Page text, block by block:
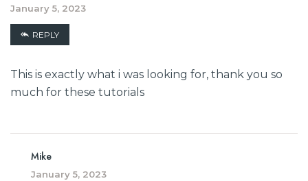
January 5, 2023
REPLY
This is exactly what i was looking for, thank you so
much for these tutorials
Mike
January 5, 2023